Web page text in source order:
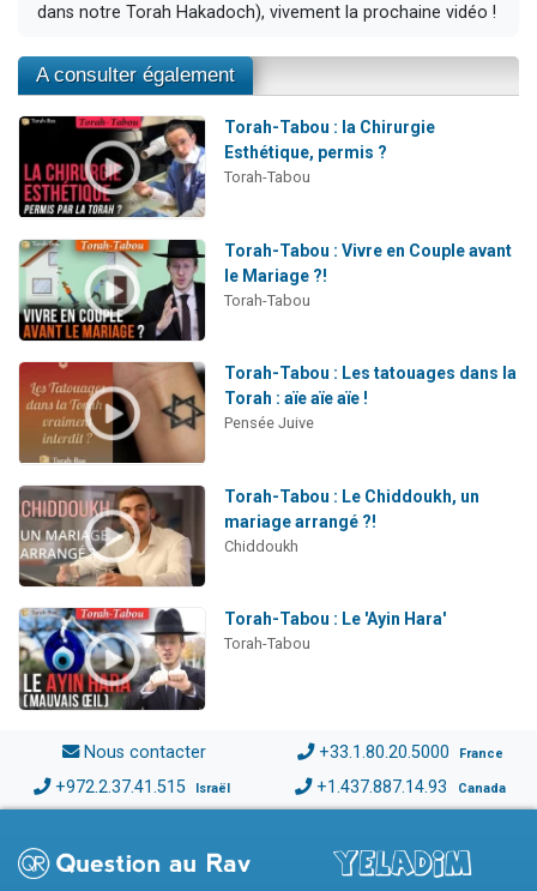
dans notre Torah Hakadoch), vivement la prochaine vidéo !
A consulter également
Torah-Tabou : la Chirurgie
Esthétique, permis ?
Torah-Tabou
Torah-Tabou : Vivre en Couple avant
le Mariage ?!
Torah-Tabou
Torah-Tabou : Les tatouages dans la
Torah : aïe aïe aïe !
Pensée Juive
Torah-Tabou : Le Chiddoukh, un
mariage arrangé ?!
Chiddoukh
Torah-Tabou : Le 'Ayin Hara'
Torah-Tabou
Nous contacter +33.1.80.20.5000 France
+972.2.37.41.515 Israël +1.437.887.14.93 Canada